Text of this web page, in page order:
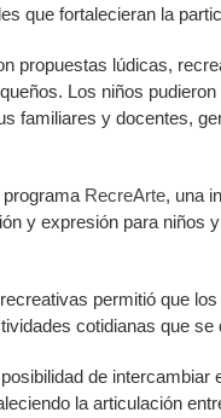
que fortalecieran la
propuestas lúdicas,
Los niños
familiares y docentes,
RecreArte, una
y expresión para niños
permitió que
cotidianas que se
de intercambiar
la articulación